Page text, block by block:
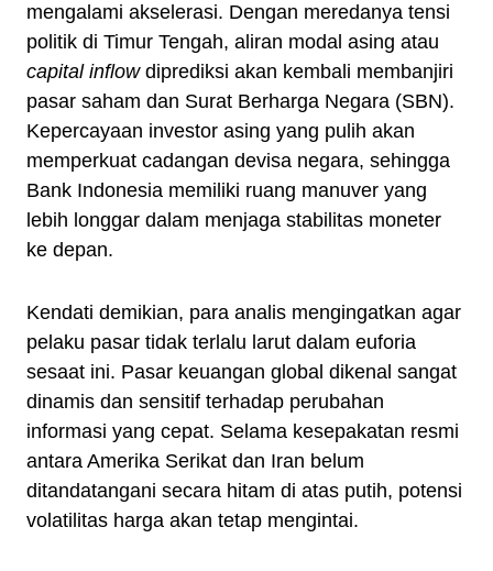
mengalami akselerasi. Dengan meredanya tensi
politik di Timur Tengah, aliran modal asing atau
capital inflowdiprediksi akan kembali membanjiri
pasar saham dan Surat Berharga Negara (SBN).
Kepercayaan investor asing yang pulih akan
memperkuat cadangan devisa negara, sehingga
Bank Indonesia memiliki ruang manuver yang
lebih longgar dalam menjaga stabilitas moneter
ke depan.
Kendati demikian, para analis mengingatkan agar
pelaku pasar tidak terlalu larut dalam euforia
sesaat ini. Pasar keuangan global dikenal sangat
dinamis dan sensitif terhadap perubahan
informasi yang cepat. Selama kesepakatan resmi
antara Amerika Serikat dan Iran belum
ditandatangani secara hitam di atas putih, potensi
volatilitas harga akan tetap mengintai.